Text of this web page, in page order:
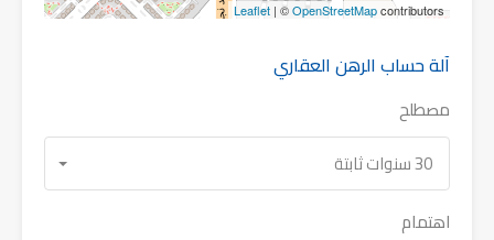
Leaflet | ©OpenStreetMapcontributors
آلة حساب الرهن العقاري
مصطلح
30 سنوات ثابتة
اهتمام